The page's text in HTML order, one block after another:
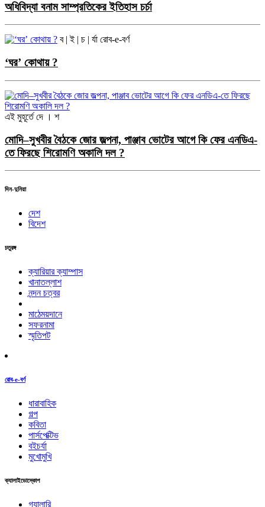
অধিবিদ্যা বনাম সাম্প্রতিকের ইতিহাস চর্চা
ব | ই | চ | র্যা রোব-e-বর্ণ
‘ঘর’ কোথায় ?
এই মুহূর্তে দে । শ
মোদি–সুখবীর বৈঠকে জোর জল্পনা, পাঞ্জাব ভোটের আগে কি ফের এনডিএ-
তে ফিরছে শিরোমণি অকালি দল ?
দিন-দুনিয়া
দেশ
বিদেশ
চতুরঙ্গ
ক্যারিয়ার ক্যাম্পাস
খানাতল্লাশ
নন্দন চত্বর
মাঠেময়দানে
সফরনামা
স্মৃতিপট
রোব-e-বর্ণ
ধারাবাহিক
গল্প
কবিতা
পার্সপেক্টিভ
বইচর্যা
মুখোমুখি
ক্যালাইডোস্কোপ
গ্যালারি